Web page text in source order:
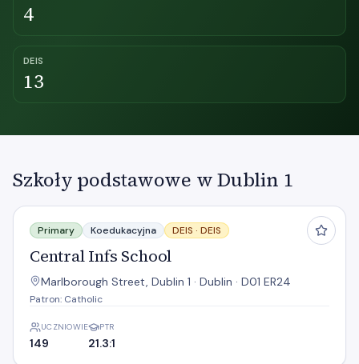
4
DEIS
13
Szkoły podstawowe w Dublin 1
Central Infs School
Primary Koedukacyjna DEIS · DEIS
Central Infs School
Marlborough Street, Dublin 1 · Dublin · D01 ER24
Patron: Catholic
UCZNIOWIE
149
PTR
21.3:1